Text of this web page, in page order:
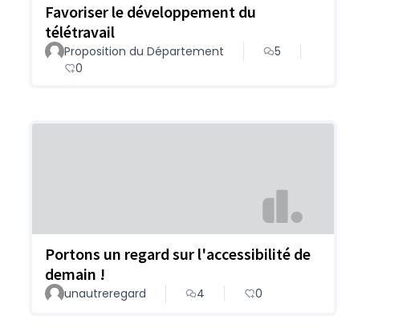
Favoriser le développement du
télétravail
Proposition du Département
5
0
Portons un regard sur l'accessibilité de
demain !
unautreregard 4 0